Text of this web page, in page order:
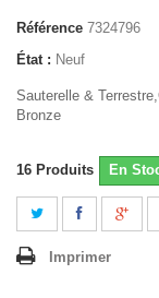
Référence 7324796
État : Neuf
Sauterelle &
Bronze
16 Produits En
Imprimer